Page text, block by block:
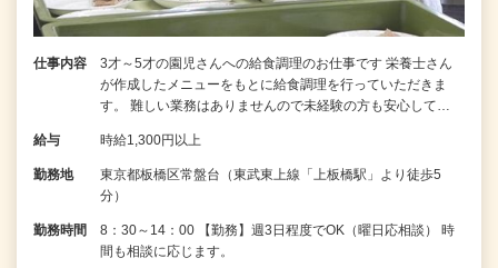
仕事内容
3才～5才の園児さんへの給食調理のお仕事です 栄養士さん
が作成したメニューをもとに給食調理を行っていただきま
す。 難しい業務はありませんので未経験の方も安心して…
給与 時給1,300円以上
勤務地
東京都板橋区常盤台（東武東上線「上板橋駅」より徒歩5
分）
勤務時間
8：30～14：00 【勤務】週3日程度でOK（曜日応相談） 時
間も相談に応じます。